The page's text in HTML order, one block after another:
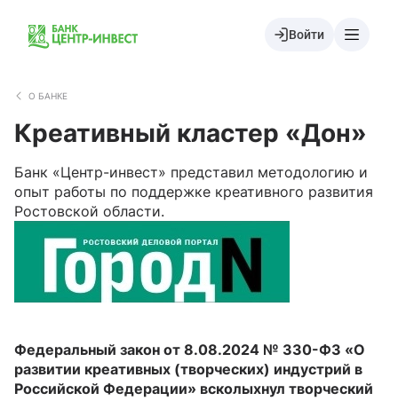
Войти
О БАНКЕ
Креативный кластер «Дон»
Банк «Центр-инвест» представил методологию и
опыт работы по поддержке креативного развития
Ростовской области.
Федеральный закон от 8.08.2024 № 330-ФЗ «О
развитии креативных (творческих) индустрий в
Российской Федерации» всколыхнул творческий